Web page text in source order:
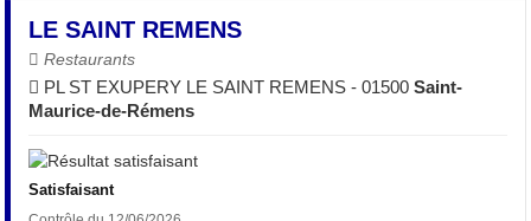
LE SAINT REMENS
Restaurants
PL ST EXUPERY LE SAINT REMENS - 01500Saint-
Maurice-de-Rémens
Satisfaisant